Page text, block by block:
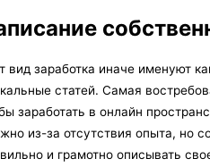
вид заработка иначе именуют
статей. Самая
заработать в онлайн
из-за отсутствия опыта, но
и грамотно описывать